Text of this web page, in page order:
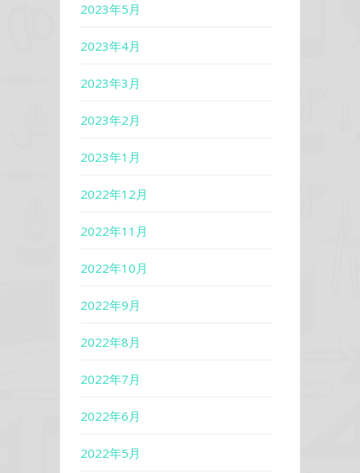
2023年5月
2023年4月
2023年3月
2023年2月
2023年1月
2022年12月
2022年11月
2022年10月
2022年9月
2022年8月
2022年7月
2022年6月
2022年5月